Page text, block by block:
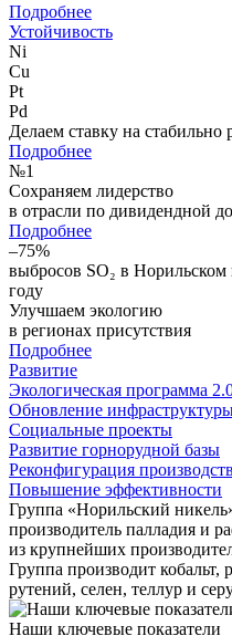
Подробнее
Устойчивость
Ni
Cu
Pt
Pd
Делаем ставку на
Подробнее
№1
Сохраняем лидерство
в отрасли по дивидендной
Подробнее
–75%
выбросов SO₂ в
году
Улучшаем экологию
в регионах присутствия
Подробнее
Развитие
Экологическая программа
Обновление
Социальные проекты
Развитие горнорудной базы
Реконфигурация
Повышение эффективности
Группа «Норильский
производитель палладия и
из крупнейших
Группа производит кобальт,
рутений, селен, теллур и
Наши ключевые показатели